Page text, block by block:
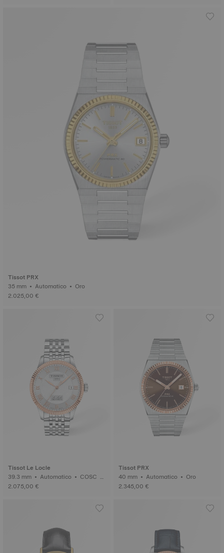
Tissot PRX
35 mm • Automatico • Oro
2.025,00 €
Tissot Le Locle
39.3 mm • Automatico • COSC •
Oro
2.075,00 €
Tissot PRX
40 mm • Automatico • Oro
2.345,00 €